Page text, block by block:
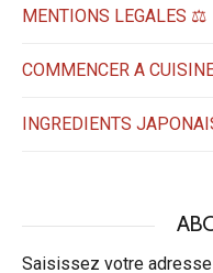
MENTIONS LEGALES ⚖️
COMMENCER A
INGREDIENTS
Saisissez votre adresse